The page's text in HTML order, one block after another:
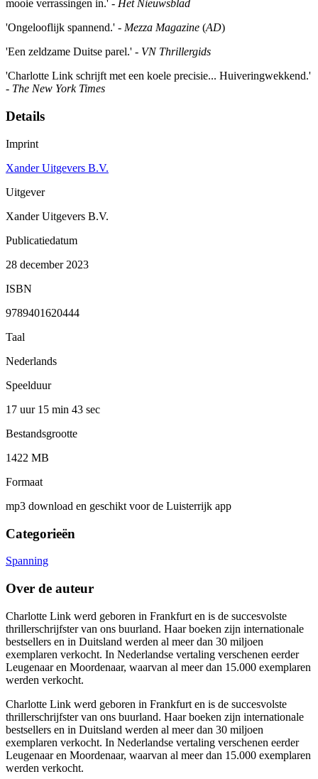
mooie verrassingen in.' - Het Nieuwsblad
'Ongelooflijk spannend.' - Mezza Magazine (AD)
'Een zeldzame Duitse parel.' - VN Thrillergids
'Charlotte Link schrijft met een koele precisie... Huiveringwekkend.'
- The New York Times
Details
Imprint
Xander Uitgevers B.V.
Uitgever
Xander Uitgevers B.V.
Publicatiedatum
28 december 2023
ISBN
9789401620444
Taal
Nederlands
Speelduur
17 uur 15 min 43 sec
Bestandsgrootte
1422 MB
Formaat
mp3 download en geschikt voor de Luisterrijk app
Categorieën
Spanning
Over de auteur
Charlotte Link werd geboren in Frankfurt en is de succesvolste
thrillerschrijfster van ons buurland. Haar boeken zijn internationale
bestsellers en in Duitsland werden al meer dan 30 miljoen
exemplaren verkocht. In Nederlandse vertaling verschenen eerder
Leugenaar en Moordenaar, waarvan al meer dan 15.000 exemplaren
werden verkocht.
Charlotte Link werd geboren in Frankfurt en is de succesvolste
thrillerschrijfster van ons buurland. Haar boeken zijn internationale
bestsellers en in Duitsland werden al meer dan 30 miljoen
exemplaren verkocht. In Nederlandse vertaling verschenen eerder
Leugenaar en Moordenaar, waarvan al meer dan 15.000 exemplaren
werden verkocht.